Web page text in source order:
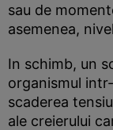
sau de
asemenea,
In schimb, un
organismul
scaderea
ale creierului